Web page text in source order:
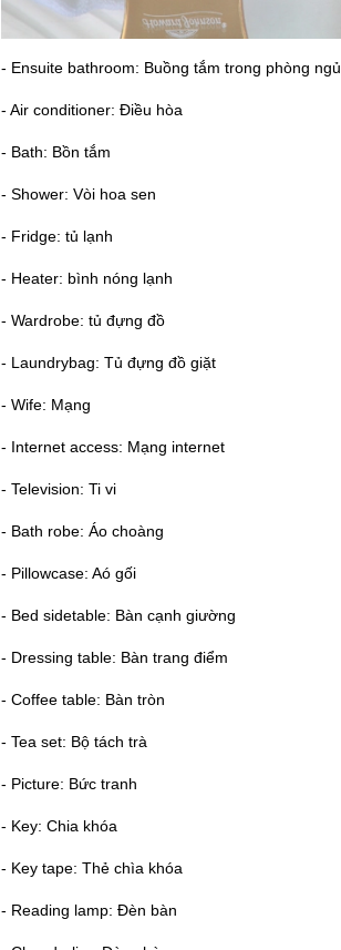
- Ensuite bathroom: Buồng tắm trong phòng ngủ
- Air conditioner: Điều hòa
- Bath: Bồn tắm
- Shower: Vòi hoa sen
- Fridge: tủ lạnh
- Heater: bình nóng lạnh
- Wardrobe: tủ đựng đồ
- Laundrybag: Tủ đựng đồ giặt
- Wife: Mạng
- Internet access: Mạng internet
- Television: Ti vi
- Bath robe: Áo choàng
- Pillowcase: Aó gối
- Bed sidetable: Bàn cạnh giường
- Dressing table: Bàn trang điểm
- Coffee table: Bàn tròn
- Tea set: Bộ tách trà
- Picture: Bức tranh
- Key: Chia khóa
- Key tape: Thẻ chìa khóa
- Reading lamp: Đèn bàn